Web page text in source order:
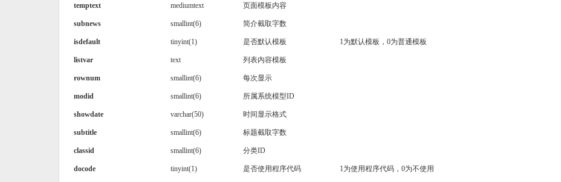
temptext mediumtext 页面模板内容
subnews smallint(6) 简介截取字数
isdefault tinyint(1) 是否默认模板 1为默认模板，0为普通模板
listvar text 列表内容模板
rownum smallint(6) 每次显示
modid smallint(6) 所属系统模型ID
showdate varchar(50) 时间显示格式
subtitle smallint(6) 标题截取字数
classid smallint(6) 分类ID
docode tinyint(1) 是否使用程序代码 1为使用程序代码，0为不使用